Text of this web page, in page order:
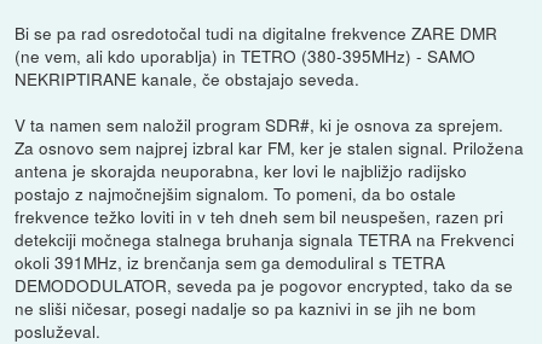
Bi se pa rad osredotočal tudi na digitalne frekvence ZARE DMR
(ne vem, ali kdo uporablja) in TETRO (380-395MHz) - SAMO
NEKRIPTIRANE kanale, če obstajajo seveda.
V ta namen sem naložil program SDR#, ki je osnova za sprejem.
Za osnovo sem najprej izbral kar FM, ker je stalen signal. Priložena
antena je skorajda neuporabna, ker lovi le najbližjo radijsko
postajo z najmočnejšim signalom. To pomeni, da bo ostale
frekvence težko loviti in v teh dneh sem bil neuspešen, razen pri
detekciji močnega stalnega bruhanja signala TETRA na Frekvenci
okoli 391MHz, iz brenčanja sem ga demoduliral s TETRA
DEMODODULATOR, seveda pa je pogovor encrypted, tako da se
ne sliši ničesar, posegi nadalje so pa kaznivi in se jih ne bom
posluževal.